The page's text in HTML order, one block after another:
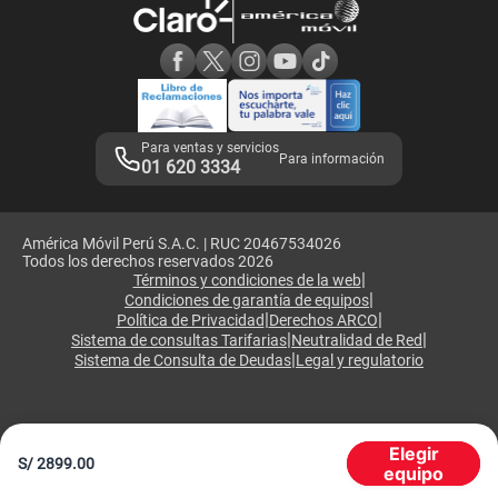
S/2899.00
Elegir
equipo
Consulta de IMEI
Consulta de reclamos
Adquirientes iPhone 6, 6S y SE
Mensaje de Seguridad
Términos y Condiciones de Tienda Claro
Libro de Reclamaciones
Legales de marketplace
Para ventas y servicios
01 620 3334 Para información
América Móvil Perú S.A.C. | RUC 20467534026
Todos los derechos reservados 2026
Términos y condiciones de la web|
Condiciones de garantía de equipos
Política de Privacidad Derechos ARCO
Sistema de consultas Tarifarias Neutralidad de Red
Sistema de Consulta de Deudas Legal y regulatorio